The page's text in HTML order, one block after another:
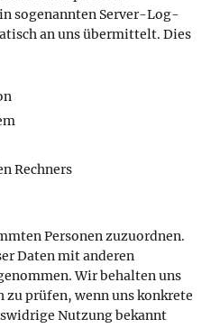
sogenannten Server-Log-
an uns übermittelt. Dies
Rechners
Personen zuzuordnen.
Daten mit anderen
Wir behalten uns
zu prüfen, wenn uns konkrete
Nutzung bekannt